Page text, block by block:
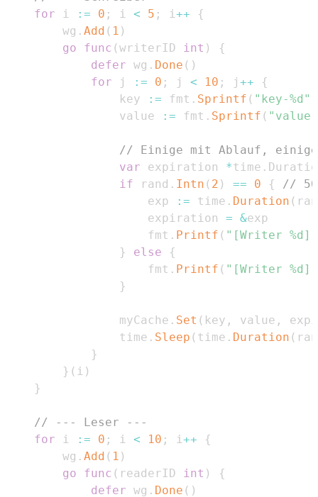
for i := 0 ; i < 5 ; i ++
{
		wg
. Add ( 1 )
go
func (writerID int )
{
defer wg . Done ( )
for j := 0 ; j < 10 ; j ++
{
				key
:= fmt . Sprintf ( "key-%d"
				value
:= fmt . Sprintf (
// Einige mit Ablauf, einige
var expiration *time .
if rand . Intn ( 2 ) == 0 {
//
					exp
:= time . Duration (
					expiration
= &
					fmt
. Printf ( "[Writer %d]
}
else
{
					fmt
. Printf ( "[Writer %d]
}
				myCache
. Set ( key , value ,
				time
. Sleep ( time . Duration (
}
} ( i )
}
// --- Leser ---
for i := 0 ; i < 10 ; i ++
{
		wg
. Add ( 1 )
go
func ( readerID int )
{
defer wg . Done ( )